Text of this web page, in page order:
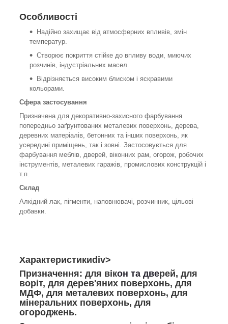
Характеристикиdiv>
Призначення: для вікон та дверей, для
воріт, для дерев'яних поверхонь, для
МДФ, для металевих поверхонь, для
мінеральних поверхонь, для
огороджень.
Особливості
Надійно захищає від атмосферних впливів, змін
температур.
Створює покриття стійке до впливу води, миючих
розчинів, індустріальних масел.
Відрізняється високим блиском і яскравими
кольорами.
Сфера застосування
Призначена для декоративно-захисного фарбування
попередньо заґрунтованих металевих поверхонь, дерева,
деревних матеріалів, бетонних та інших поверхонь, як
усередині приміщень, так і зовні. Застосовується для
фарбування меблів, дверей, віконних рам, огорож, робочих
інструментів, металевих гаражів, промислових конструкцій і
т.п.
Склад
Алкідний лак, пігменти, наповнювачі, розчинник, цільові
добавки.